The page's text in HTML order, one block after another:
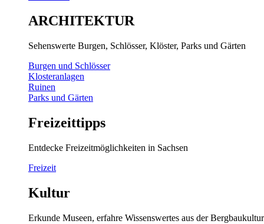
ARCHITEKTUR
Sehenswerte Burgen, Schlösser, Klöster, Parks und Gärten
Burgen und Schlösser
Klosteranlagen
Ruinen
Parks und Gärten
Freizeittipps
Entdecke Freizeitmöglichkeiten in Sachsen
Freizeit
Kultur
Erkunde Museen, erfahre Wissenswertes aus der